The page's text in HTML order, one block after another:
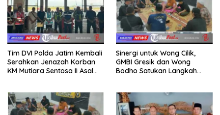
Tim DVI Polda Jatim Kembali
Serahkan Jenazah Korban
KM Mutiara Sentosa II Asal
Sinergi untuk Wong Cilik,
GMBI Gresik dan Wong
Bodho Satukan Langkah